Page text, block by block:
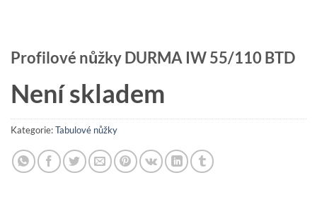
Profilové nůžky DURMA IW 55/110 BTD
Není skladem
Kategorie:Tabulové nůžky